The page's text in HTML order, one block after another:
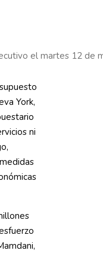
el martes 12 de
York,
ni